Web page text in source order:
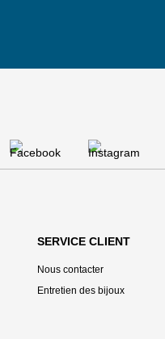
SERVICE CLIENT
Nous contacter
Entretien des bijoux